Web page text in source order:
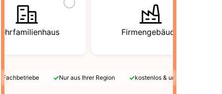
Firmengebäude
Fachbetriebe ✓Nur aus Ihrer Region ✓kostenlos & unverbindlich